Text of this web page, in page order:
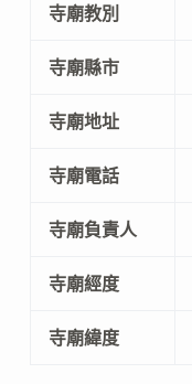
寺廟教別
寺廟縣市
寺廟地址
寺廟電話
寺廟負責人
寺廟經度
寺廟緯度